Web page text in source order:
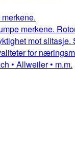
merkene.
mot slitasje.
for
• Allweiler • m.m.